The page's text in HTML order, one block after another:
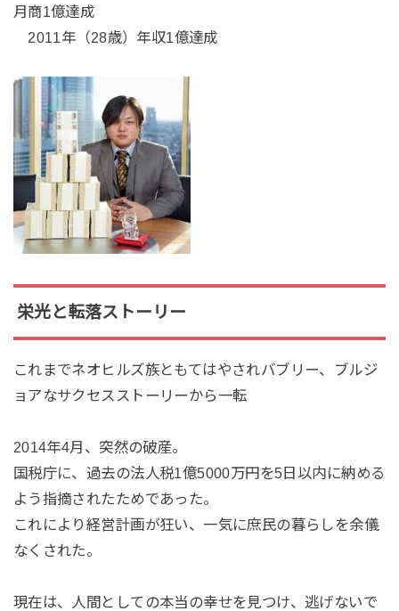
月商1億達成
2011年（28歳）年収1億達成
栄光と転落ストーリー
これまでネオヒルズ族ともてはやされバブリー、ブルジ
ョアなサクセスストーリーから一転
2014年4月、突然の破産。
国税庁に、過去の法人税1億5000万円を5日以内に納める
よう指摘されたためであった。
これにより経営計画が狂い、一気に庶民の暮らしを余儀
なくされた。
現在は、人間としての本当の幸せを見つけ、逃げないで